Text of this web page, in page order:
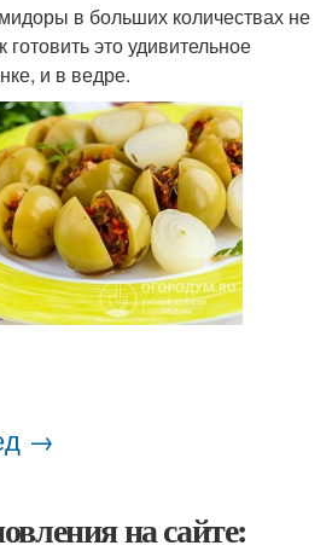
в больших количествах не
готовить это удивительное
и в ведре.
→
на сайте: